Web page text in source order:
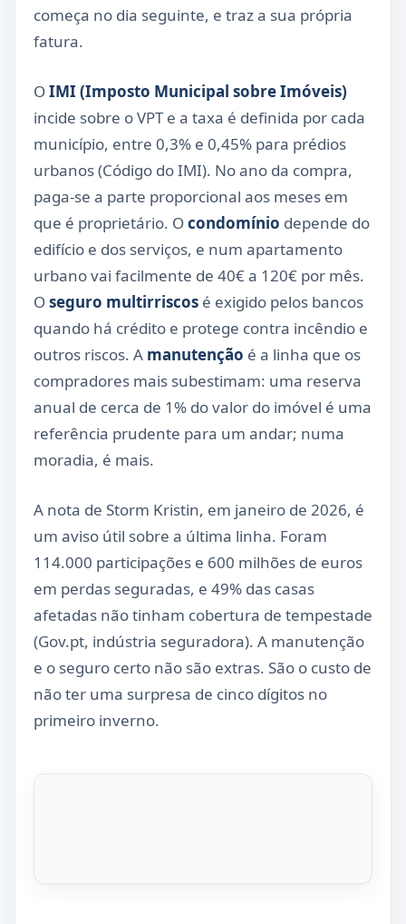
começa no dia seguinte, e traz a sua própria
fatura.
OIMI (Imposto Municipal sobre Imóveis)
incide sobre o VPT e a taxa é definida por cada
município, entre 0,3% e 0,45% para prédios
urbanos (Código do IMI). No ano da compra,
paga-se a parte proporcional aos meses em
que é proprietário. Ocondomínio depende do
edifício e dos serviços, e num apartamento
urbano vai facilmente de 40€ a 120€ por mês.
Oseguro multirriscos é exigido pelos bancos
quando há crédito e protege contra incêndio e
outros riscos. A manutenção é a linha que os
compradores mais subestimam: uma reserva
anual de cerca de 1% do valor do imóvel é uma
referência prudente para um andar; numa
moradia, é mais.
A nota de Storm Kristin, em janeiro de 2026, é
um aviso útil sobre a última linha. Foram
114.000 participações e 600 milhões de euros
em perdas seguradas, e 49% das casas
afetadas não tinham cobertura de tempestade
(Gov.pt, indústria seguradora). A manutenção
e o seguro certo não são extras. São o custo de
não ter uma surpresa de cinco dígitos no
primeiro inverno.